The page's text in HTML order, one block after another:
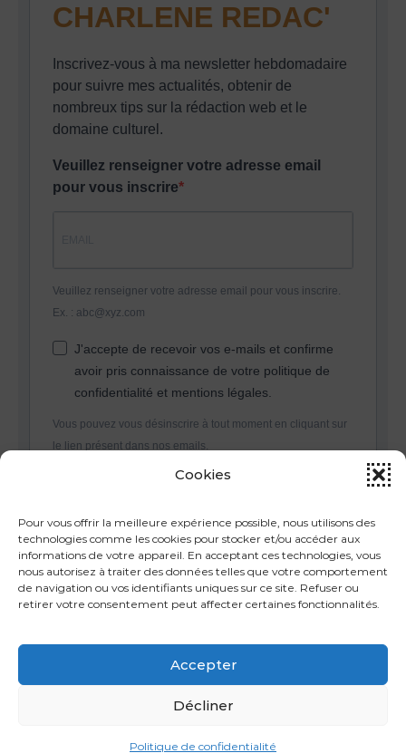
Cookies
Pour vous offrir la meilleure expérience possible, nous utilisons des
technologies comme les cookies pour stocker et/ou accéder aux
informations de votre appareil. En acceptant ces technologies, vous
nous autorisez à traiter des données telles que votre comportement
de navigation ou vos identifiants uniques sur ce site. Refuser ou
retirer votre consentement peut affecter certaines fonctionnalités.
Accepter
Décliner
Politique de confidentialité
CHARLENE REDAC'
Inscrivez-vous à ma newsletter hebdomadaire
pour suivre mes actualités, obtenir de
nombreux tips sur la rédaction web et le
domaine culturel.
Veuillez renseigner votre adresse email
pour vous inscrire
Veuillez renseigner votre adresse email pour vous inscrire.
Ex. : abc@xyz.com
J'accepte de recevoir vos e-mails et confirme
avoir pris connaissance de votre politique de
confidentialité et mentions légales.
Vous pouvez vous désinscrire à tout moment en cliquant sur
le lien présent dans nos emails.